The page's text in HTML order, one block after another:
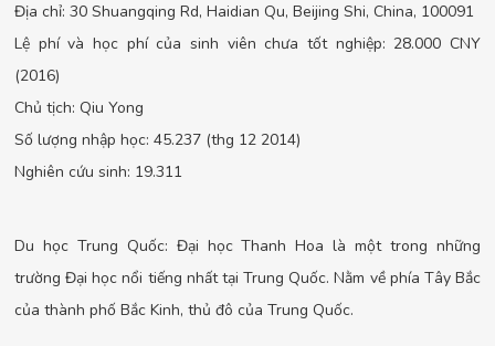
Địa chỉ: 30 Shuangqing Rd, Haidian Qu, Beijing Shi, China, 100091
Lệ phí và học phí của sinh viên chưa tốt nghiệp: 28.000 CNY
(2016)
Chủ tịch: Qiu Yong
Số lượng nhập học: 45.237 (thg 12 2014)
Nghiên cứu sinh: 19.311
Du học Trung Quốc: Đại học Thanh Hoa là một trong những
trường Đại học nổi tiếng nhất tại Trung Quốc. Nằm về phía Tây Bắc
của thành phố Bắc Kinh, thủ đô của Trung Quốc.